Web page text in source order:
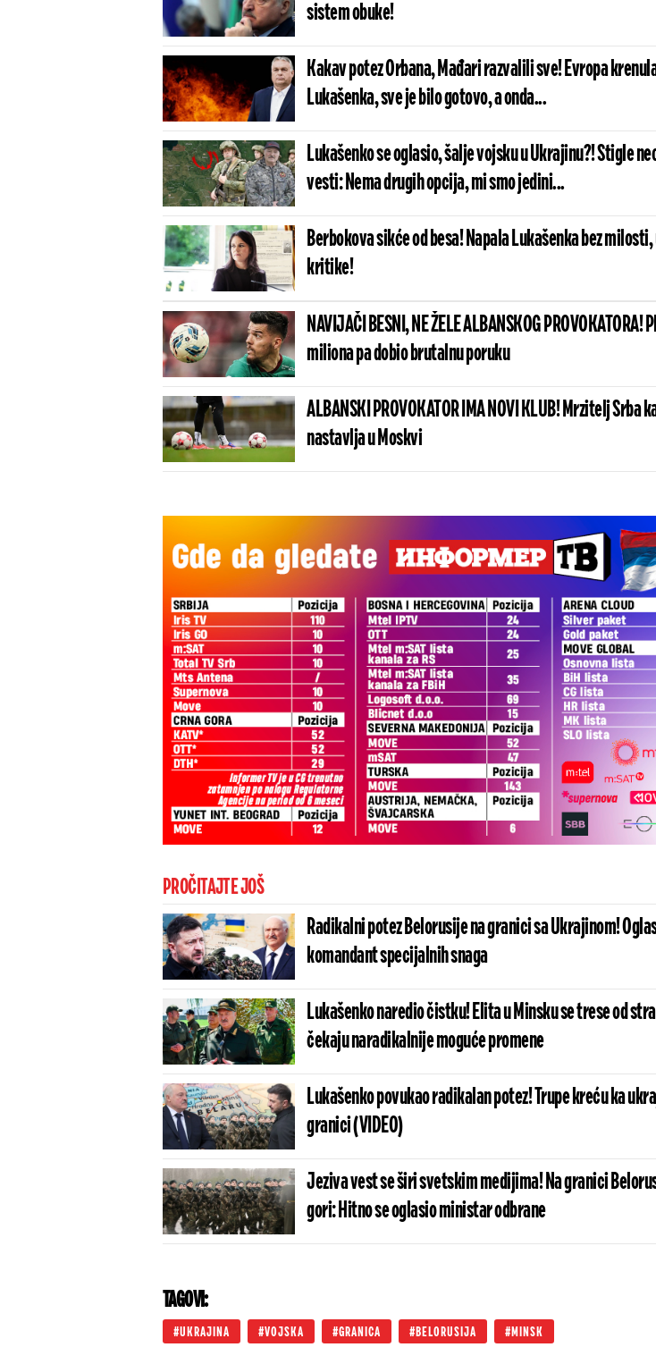
sistem obuke!
Kakav potez Orbana, Mađari razvalili sve! Evropa
Lukašenka, sve je bilo gotovo, a onda...
Lukašenko se oglasio, šalje vojsku u Ukrajinu?! Stigle
vesti: Nema drugih opcija, mi smo jedini...
Berbokova sikće od besa! Napala Lukašenka bez
kritike!
NAVIJAČI BESNI, NE ŽELE ALBANSKOG PROVOKATORA!
miliona pa dobio brutalnu poruku
ALBANSKI PROVOKATOR IMA NOVI KLUB! Mrzitelj Srba
nastavlja u Moskvi
PROČITAJTE JOŠ
Radikalni potez Belorusije na granici sa Ukrajinom!
komandant specijalnih snaga
Lukašenko naredio čistku! Elita u Minsku se trese od
čekaju naradikalnije moguće promene
Lukašenko povukao radikalan potez! Trupe kreću ka
granici (VIDEO)
Jeziva vest se širi svetskim medijima! Na granici
gori: Hitno se oglasio ministar odbrane
TAGOVI:
UKRAJINA VOJSKA GRANICA BELORUSIJA MINSK